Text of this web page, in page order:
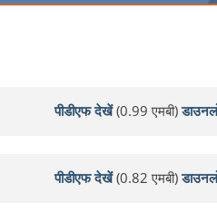
पीडीएफ देखें(0.99 एमबी)
पीडीएफ देखें(0.82 एमबी)